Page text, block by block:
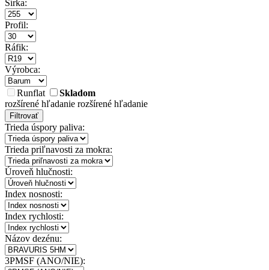
Šírka:
Profil:
Ráfik:
Výrobca:
Runflat
Skladom
rozšírené hľadanie rozšírené hľadanie
Filtrovať
Trieda úspory paliva:
Trieda priľnavosti za mokra:
Úroveň hlučnosti:
Index nosnosti:
Index rychlosti:
Názov dezénu:
3PMSF (ANO/NIE):